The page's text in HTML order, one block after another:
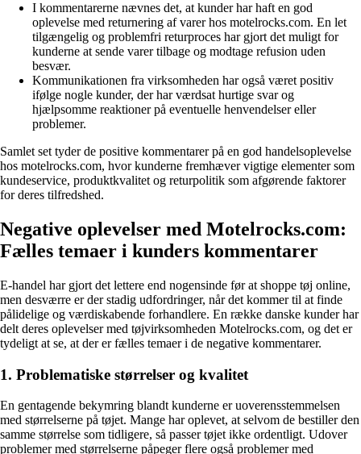
I kommentarerne nævnes det, at kunder har haft en god
oplevelse med returnering af varer hos motelrocks.com. En let
tilgængelig og problemfri returproces har gjort det muligt for
kunderne at sende varer tilbage og modtage refusion uden
besvær.
Kommunikationen fra virksomheden har også været positiv
ifølge nogle kunder, der har værdsat hurtige svar og
hjælpsomme reaktioner på eventuelle henvendelser eller
problemer.
Samlet set tyder de positive kommentarer på en god handelsoplevelse
hos motelrocks.com, hvor kunderne fremhæver vigtige elementer som
kundeservice, produktkvalitet og returpolitik som afgørende faktorer
for deres tilfredshed.
Negative oplevelser med Motelrocks.com:
Fælles temaer i kunders kommentarer
E-handel har gjort det lettere end nogensinde før at shoppe tøj online,
men desværre er der stadig udfordringer, når det kommer til at finde
pålidelige og værdiskabende forhandlere. En række danske kunder har
delt deres oplevelser med tøjvirksomheden Motelrocks.com, og det er
tydeligt at se, at der er fælles temaer i de negative kommentarer.
1. Problematiske størrelser og kvalitet
En gentagende bekymring blandt kunderne er uoverensstemmelsen
med størrelserne på tøjet. Mange har oplevet, at selvom de bestiller den
samme størrelse som tidligere, så passer tøjet ikke ordentligt. Udover
problemer med størrelserne påpeger flere også problemer med